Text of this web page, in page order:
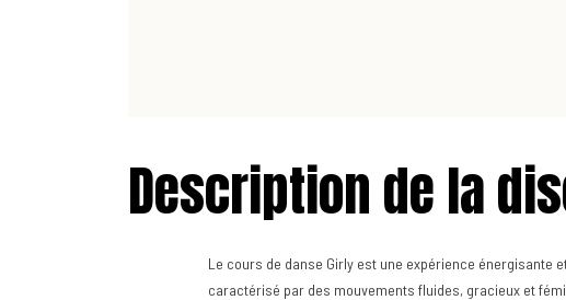
Description de la
Le cours de danse Girly est une expérience énergisante
caractérisé par des mouvements fluides, gracieux et